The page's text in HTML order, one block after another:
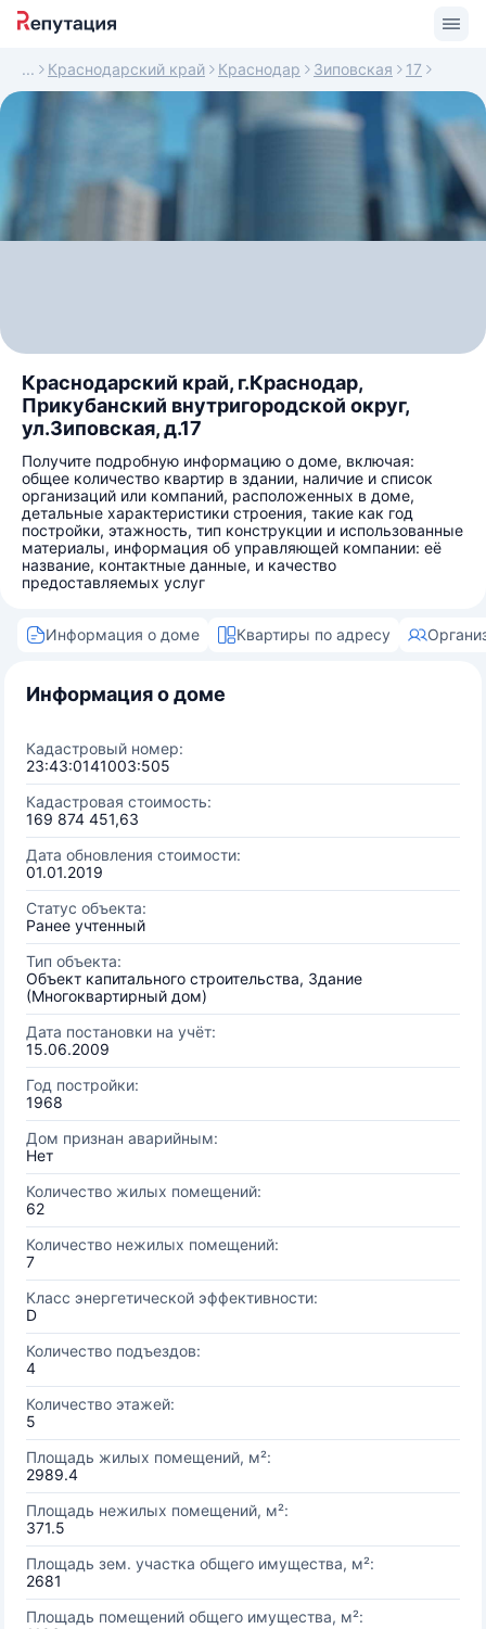
Краснодарский край Краснодар Зиповская 17
Краснодарский край, г.Краснодар,
Прикубанский внутригородской округ,
ул.Зиповская, д.17
Получите подробную информацию о доме, включая:
общее количество квартир в здании, наличие и список
организаций или компаний, расположенных в доме,
детальные характеристики строения, такие как год
постройки, этажность, тип конструкции и использованные
материалы, информация об управляющей компании: её
название, контактные данные, и качество
предоставляемых услуг
Информация о доме Квартиры по адресу
Информация о доме
Кадастровый номер:
23:43:0141003:505
Кадастровая стоимость:
169 874 451,63
Дата обновления стоимости:
01.01.2019
Статус объекта:
Ранее учтенный
Тип объекта:
Объект капитального строительства, Здание
(Многоквартирный дом)
Дата постановки на учёт:
15.06.2009
Год постройки:
1968
Дом признан аварийным:
Нет
Количество жилых помещений:
62
Количество нежилых помещений:
7
Класс энергетической эффективности:
D
Количество подъездов:
4
Количество этажей:
5
Площадь жилых помещений, м²:
2989.4
Площадь нежилых помещений, м²:
371.5
Площадь зем. участка общего имущества, м²:
2681
Площадь помещений общего имущества, м²: